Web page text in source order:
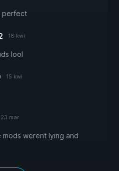
perfect
18 kwi
lool
15 kwi
23 mar
mods werent lying and